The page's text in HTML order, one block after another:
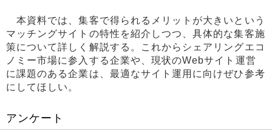
本資料では、集客で得られるメリットが大きいという
マッチングサイトの特性を紹介しつつ、具体的な集客施
策について詳しく解説する。これからシェアリングエコ
ノミー市場に参入する企業や、現状のWebサイト運営
に課題のある企業は、最適なサイト運用に向けぜひ参考
にしてほしい。
アンケート